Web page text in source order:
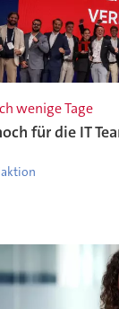
wenige Tage
für die IT